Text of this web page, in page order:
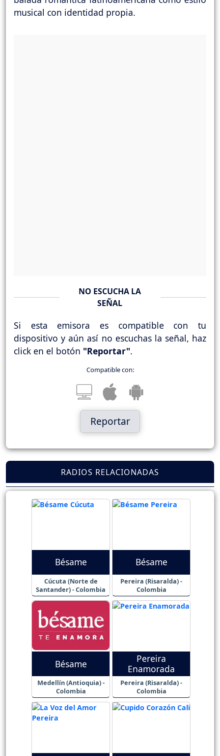
musical con identidad propia.
NO ESCUCHA LA
SEÑAL
Si esta emisora es compatible con tu
dispositivo y aún así no escuchas la señal, haz
click en el botón "Reportar".
Compatible con:
Reportar
RADIOS RELACIONADAS
Bésame
Cúcuta (Norte de
Santander) - Colombia
Bésame
Pereira (Risaralda) -
Colombia
Bésame
Medellín (Antioquia) -
Colombia
Pereira
Enamorada
Pereira (Risaralda) -
Colombia